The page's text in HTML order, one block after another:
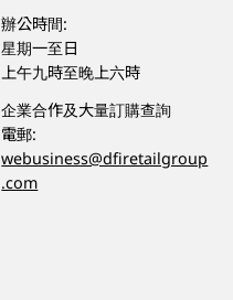
辦公時間:
星期一至日
上午九時至晚上六時
企業合作及大量訂購查詢
電郵:
webusiness@dfiretailgroup
.com